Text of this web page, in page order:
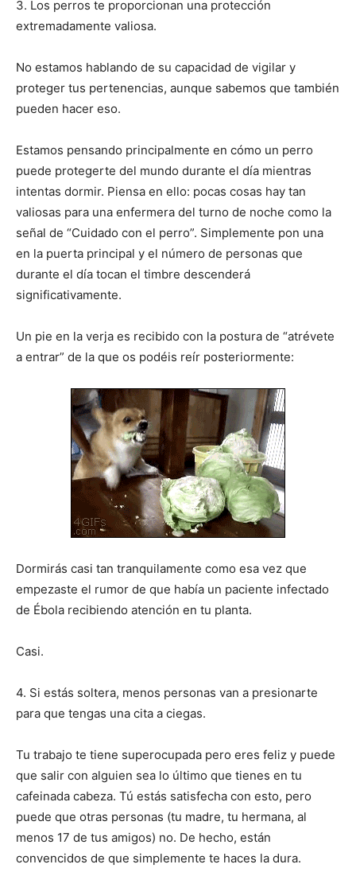
3. Los perros te proporcionan una protección
extremadamente valiosa.
No estamos hablando de su capacidad de vigilar y
proteger tus pertenencias, aunque sabemos que también
pueden hacer eso.
Estamos pensando principalmente en cómo un perro
puede protegerte del mundo durante el día mientras
intentas dormir. Piensa en ello: pocas cosas hay tan
valiosas para una enfermera del turno de noche como la
señal de “Cuidado con el perro”. Simplemente pon una
en la puerta principal y el número de personas que
durante el día tocan el timbre descenderá
significativamente.
Un pie en la verja es recibido con la postura de “atrévete
a entrar” de la que os podéis reír posteriormente:
Dormirás casi tan tranquilamente como esa vez que
empezaste el rumor de que había un paciente infectado
de Ébola recibiendo atención en tu planta.
Casi.
4. Si estás soltera, menos personas van a presionarte
para que tengas una cita a ciegas.
Tu trabajo te tiene superocupada pero eres feliz y puede
que salir con alguien sea lo último que tienes en tu
cafeinada cabeza. Tú estás satisfecha con esto, pero
puede que otras personas (tu madre, tu hermana, al
menos 17 de tus amigos) no. De hecho, están
convencidos de que simplemente te haces la dura.